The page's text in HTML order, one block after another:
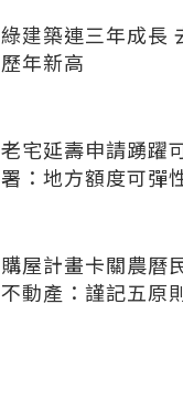
綠建築連三年成長
歷年新高
老宅延壽申請踴躍
署：地方額度可彈
購屋計畫卡關農曆
不動產：謹記五原